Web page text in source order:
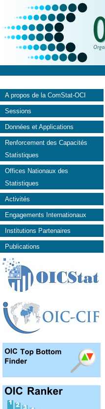
A propos de la ComStat-OCI
Sessions
Données et Applications
Renforcement des Capacités
Statistiques
Offices Nationaux des
Statistiques
Activités
Engagements Internationaux
Institutions Partenaires
Publications